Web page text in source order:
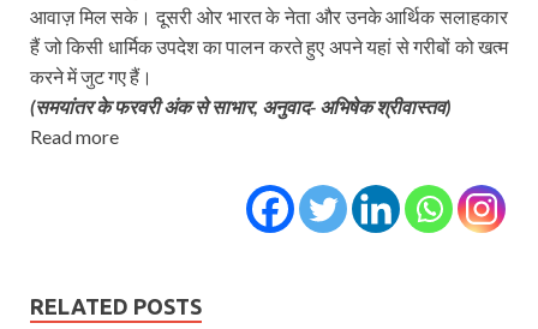
आवाज़ मिल सके। दूसरी ओर भारत के नेता और उनके आर्थिक सलाहकार
हैं जो किसी धार्मिक उपदेश का पालन करते हुए अपने यहां से गरीबों को खत्म
करने में जुट गए हैं।
(समयांतर के फरवरी अंक से साभार, अनुवाद- अभिषेक श्रीवास्‍तव)
Read more
RELATED POSTS